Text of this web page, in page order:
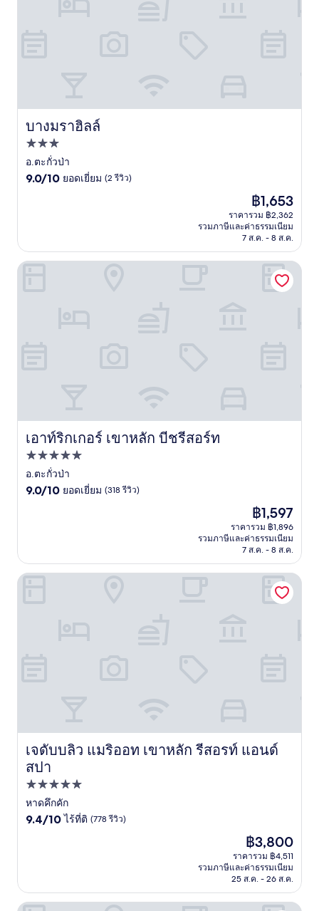
บางมราฮิลล์
บางมราฮิลล์
ที่พัก
3.0
ดาว
อ.ตะกั่วป่า
9.0
รีวิว)
9.0/10 ยอดเยี่ยม (2 รีวิว)
ราคา
ปัจจุบัน
คือ
฿1,653
฿1,653
ราคารวม ฿2,362
รวมภาษีและค่าธรรมเนียม
7 ส.ค. - 8 ส.ค.
เอาท์ริกเกอร์ เขาหลัก บีชรีสอร์ท
เอาท์ริกเกอร์ เขาหลัก บีชรีสอร์ท
ที่พัก
5.0
ดาว
อ.ตะกั่วป่า
9.0
รีวิว)
9.0/10 ยอดเยี่ยม (318 รีวิว)
ราคา
ปัจจุบัน
คือ
฿1,597
฿1,597
ราคารวม ฿1,896
รวมภาษีและค่าธรรมเนียม
7 ส.ค. - 8 ส.ค.
เอาท์ริกเกอร์ เขาหลัก บีชรีสอร์ท
เจดับบลิว แมริออท เขาหลัก รีสอรท์ แอนด์
สปา
เจดับบลิว แมริออท เขาหลัก รีสอรท์ แอนด์ สปา
ที่พัก
5.0
ดาว
หาดคึกคัก
9.4
(778
รีวิว)
9.4/10 ไร้ที่ติ (778 รีวิว)
ราคา
ปัจจุบัน
คือ
฿3,800
฿3,800
ราคารวม ฿4,511
รวมภาษีและค่าธรรมเนียม
25 ส.ค. - 26 ส.ค.
เจดับบลิว แมริออท เขาหลัก รีสอรท์ แอนด์ สปา